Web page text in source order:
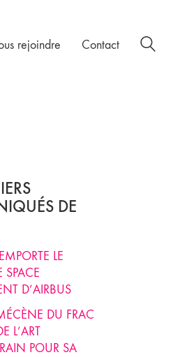
rejoindre Contact
DE
LE
SPACE
D’AIRBUS
DU FRAC
L’ART
POUR SA